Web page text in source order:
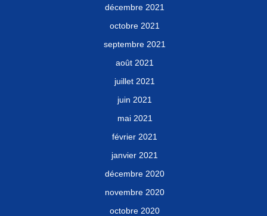
décembre 2021
octobre 2021
septembre 2021
août 2021
juillet 2021
juin 2021
mai 2021
février 2021
janvier 2021
décembre 2020
novembre 2020
octobre 2020